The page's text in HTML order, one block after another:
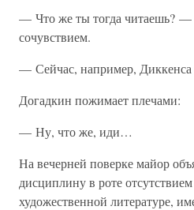
— Что же ты тогда читаешь? —
сочувствием.
— Сейчас, например,
Догадкин пожимает плечами:
— Ну, что же, иди…
На вечерней поверке майор
дисциплину в роте
художественной литературе,